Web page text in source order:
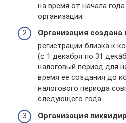
на время от начала
организации.
Организация создана
регистрации близка к
(с 1 декабря по 31
налоговый период для
время ее создания до
налогового периода
следующего года.
Организация